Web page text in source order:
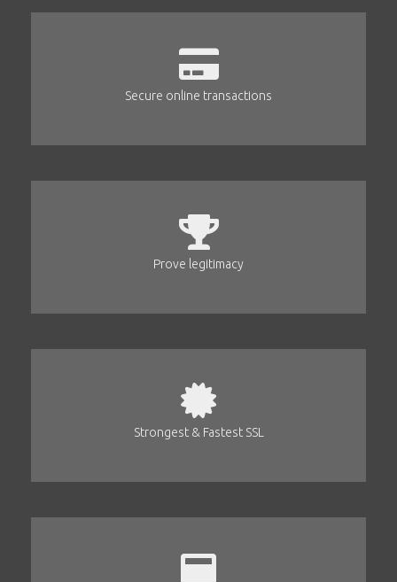
Secure online transactions
Prove legitimacy
Strongest & Fastest SSL